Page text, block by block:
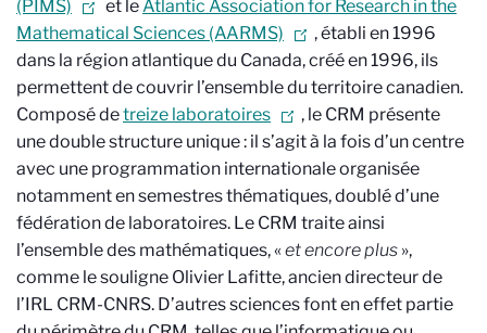
(PIMS)
et leAtlantic Association for Research in the
Mathematical Sciences (AARMS)
, établi en 1996
dans la région atlantique du Canada, créé en 1996, ils
permettent de couvrir l’ensemble du territoire canadien.
Composé detreize laboratoires
, le CRM présente
une double structure unique : il s’agit à la fois d’un centre
avec une programmation internationale organisée
notamment en semestres thématiques, doublé d’une
fédération de laboratoires. Le CRM traite ainsi
l’ensemble des mathématiques, «et encore plus »,
comme le souligne Olivier Lafitte, ancien directeur de
l’IRL CRM-CNRS. D’autres sciences font en effet partie